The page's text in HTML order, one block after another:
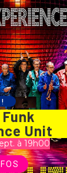
Unit
à 19h00